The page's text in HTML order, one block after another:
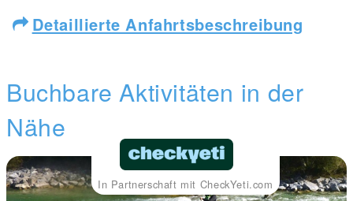
Detaillierte Anfahrtsbeschreibung
Buchbare Aktivitäten in der
Nähe
In Partnerschaft mit CheckYeti.com